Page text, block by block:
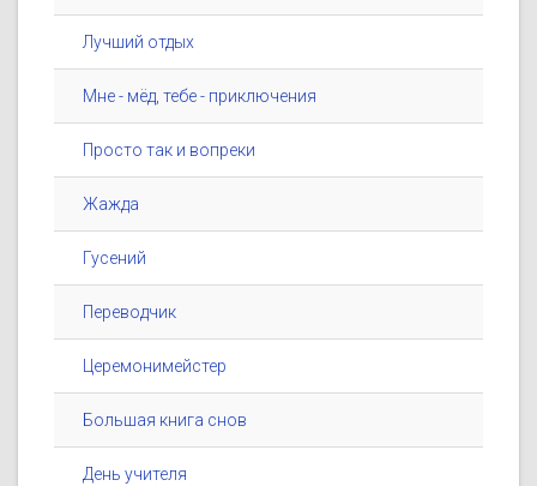
Лучший отдых
Мне - мёд, тебе - приключения
Просто так и вопреки
Жажда
Гусений
Переводчик
Церемонимейстер
Большая книга снов
День учителя